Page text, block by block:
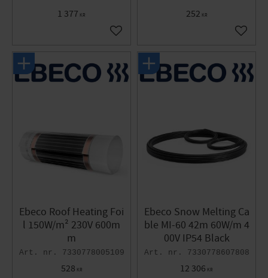
1 377 KR
Add to favorites
252 KR
Add
Ebeco Roof Heating Foi
l 150W/m² 230V 600m
m
7330778005109
528 KR
Ebeco Snow Melting Ca
ble MI-60 42m 60W/m 4
00V IP54 Black
7330778607808
12 306 KR